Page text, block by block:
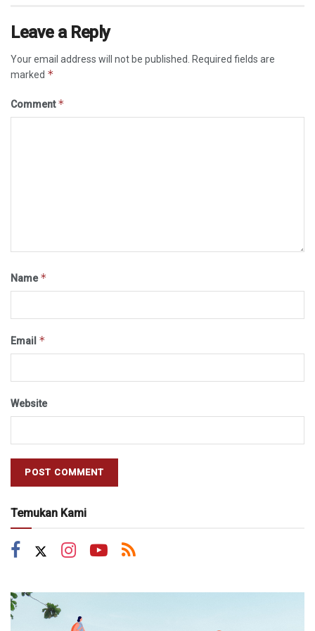
Leave a Reply
Your email address will not be published.
Required fields are
marked *
Comment*
Name*
Email *
Website
Temukan Kami